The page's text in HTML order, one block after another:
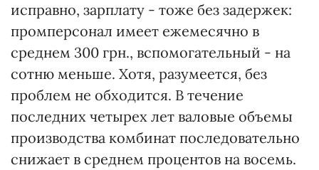
исправно, зарплату - тоже без задержек:
промперсонал имеет ежемесячно в
среднем 300 грн., вспомогательный - на
сотню меньше. Хотя, разумеется, без
проблем не обходится. В течение
последних четырех лет валовые объемы
производства комбинат последовательно
снижает в среднем процентов на восемь.